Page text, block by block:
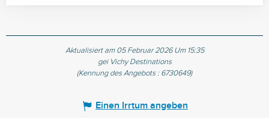
Aktualisiert am 05 Februar 2026 Um 15:35
gei Vichy Destinations
(Kennung des Angebots : 6730649)
Einen Irrtum angeben